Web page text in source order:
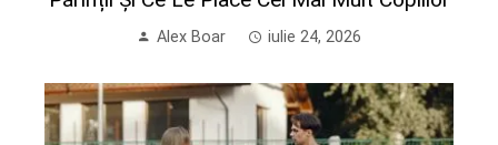
Alex Boar iulie 24, 2026